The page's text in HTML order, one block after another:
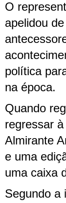
O
apelidou de
política
na época.
Quando
regressar
Almirante
e uma
uma caixa
Segundo a